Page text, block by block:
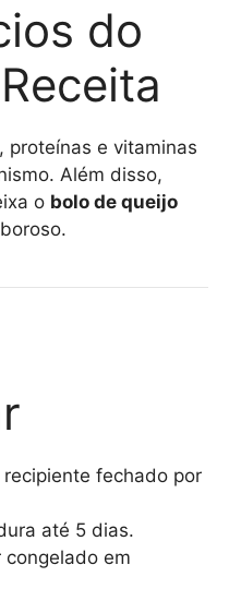
do
proteínas e vitaminas
Além disso,
o bolo de queijo
fechado por
até 5 dias.
em